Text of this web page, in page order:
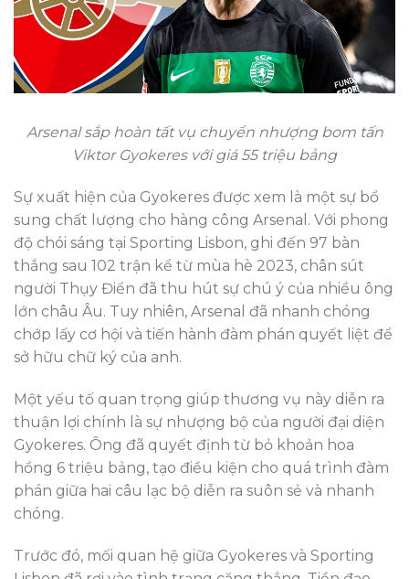
Arsenal sắp hoàn tất vụ chuyển nhượng bom tấn
Viktor Gyokeres với giá 55 triệu bảng
Sự xuất hiện của Gyokeres được xem là một sự bổ
sung chất lượng cho hàng công Arsenal. Với phong
độ chói sáng tại Sporting Lisbon, ghi đến 97 bàn
thắng sau 102 trận kể từ mùa hè 2023, chân sút
người Thụy Điển đã thu hút sự chú ý của nhiều ông
lớn châu Âu. Tuy nhiên, Arsenal đã nhanh chóng
chớp lấy cơ hội và tiến hành đàm phán quyết liệt để
sở hữu chữ ký của anh.
Một yếu tố quan trọng giúp thương vụ này diễn ra
thuận lợi chính là sự nhượng bộ của người đại diện
Gyokeres. Ông đã quyết định từ bỏ khoản hoa
hồng 6 triệu bảng, tạo điều kiện cho quá trình đàm
phán giữa hai câu lạc bộ diễn ra suôn sẻ và nhanh
chóng.
Trước đó, mối quan hệ giữa Gyokeres và Sporting